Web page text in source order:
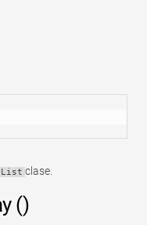
clase.
()